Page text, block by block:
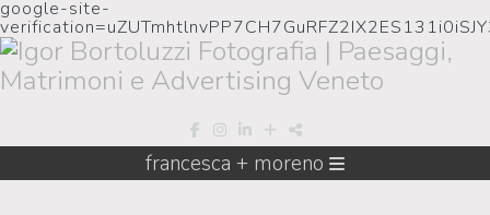
google-site-
francesca + moreno